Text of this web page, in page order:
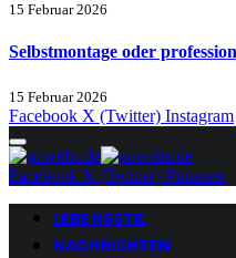
15 Februar 2026
Selbstmontage oder
15 Februar 2026
Facebook X (Twitter) Instagram
Facebook X (Twitter) Pinterest
LEBENSSTIL
NACHRICHTEN